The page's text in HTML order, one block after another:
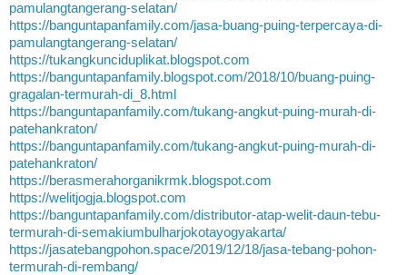
pamulangtangerang-selatan/
https://banguntapanfamily.com/jasa-buang-puing-terpercaya-di-
pamulangtangerang-selatan/
https://tukangkunciduplikat.blogspot.com
https://banguntapanfamily.blogspot.com/2018/10/buang-puing-
gragalan-termurah-di_8.html
https://banguntapanfamily.com/tukang-angkut-puing-murah-di-
patehankraton/
https://banguntapanfamily.com/tukang-angkut-puing-murah-di-
patehankraton/
https://berasmerahorganikrmk.blogspot.com
https://welitjogja.blogspot.com
https://banguntapanfamily.com/distributor-atap-welit-daun-tebu-
termurah-di-semakiumbulharjokotayogyakarta/
https://jasatebangpohon.space/2019/12/18/jasa-tebang-pohon-
termurah-di-rembang/